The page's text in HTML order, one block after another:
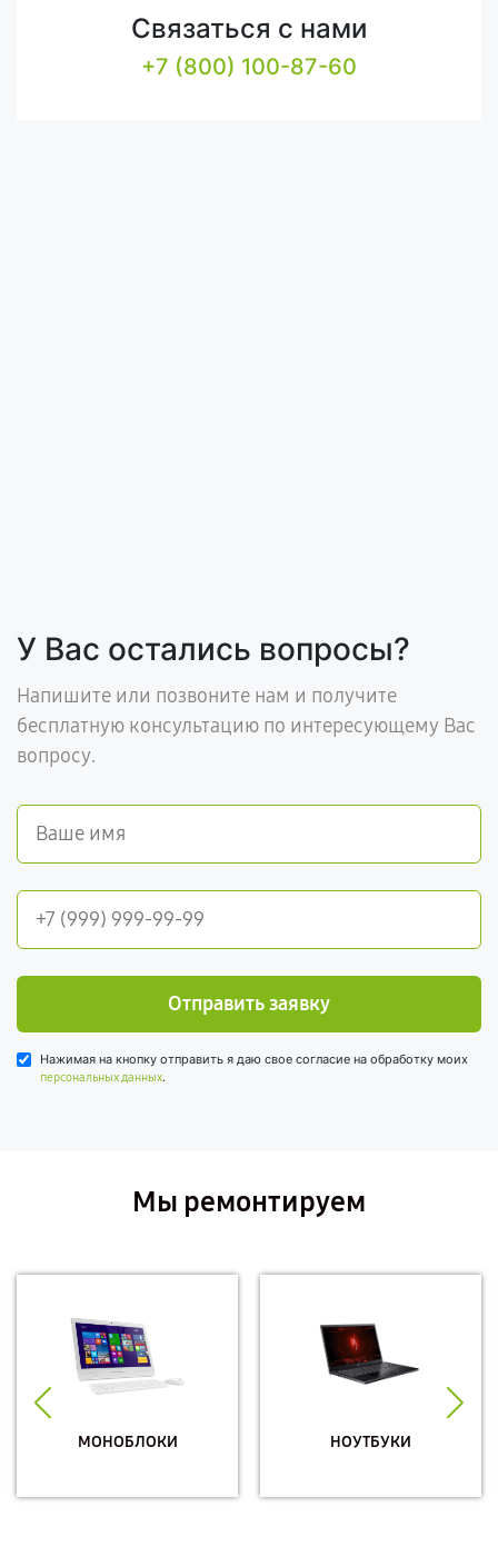
Связаться с нами
+7 (800) 100-87-60
У Вас остались вопросы?
Напишите или позвоните нам и получите
бесплатную консультацию по интересующему Вас
вопросу.
Отправить заявку
Нажимая на кнопку отправить я даю свое согласие на обработку моих
персональных данных.
Мы ремонтируем
МОНОБЛОКИ НОУТБУКИ